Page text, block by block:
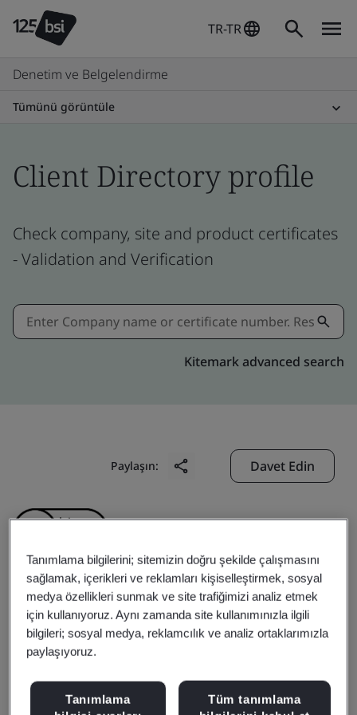
TR-TR
Denetim ve Belgelendirme
Tümünü görüntüle
Client Directory profile
Check company, site and product certificates
- Validation and Verification
Kitemark advanced search
Paylaşın: Davet Edin
Myung Sung Food Co.,
Ltd.
Business scope:The manufacture of vacuum frying
Tanımlama bilgilerini; sitemizin doğru şekilde çalışmasını
sağlamak, içerikleri ve reklamları kişiselleştirmek, sosyal
medya özellikleri sunmak ve site trafiğimizi analiz etmek
için kullanıyoruz. Aynı zamanda site kullanımınızla ilgili
bilgileri; sosyal medya, reklamcılık ve analiz ortaklarımızla
paylaşıyoruz.
Tanımlama
Tüm tanımlama